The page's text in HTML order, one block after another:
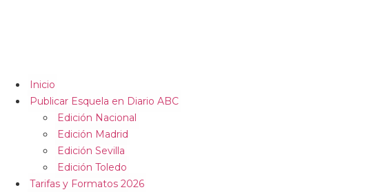
Inicio
Publicar Esquela en Diario ABC
Edición Nacional
Edición Madrid
Edición Sevilla
Edición Toledo
Tarifas y Formatos 2026